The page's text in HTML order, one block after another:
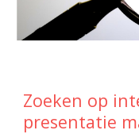
Zoeken op
presentatie